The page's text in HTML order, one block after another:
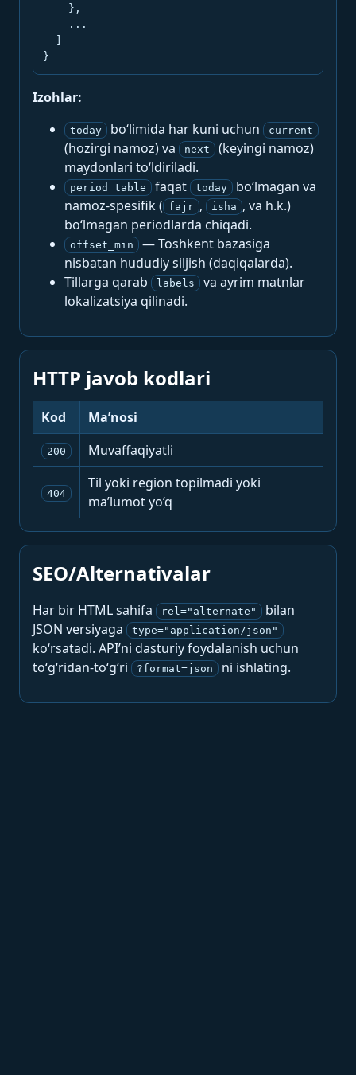
    },
    ...
}
Izohlar:
today bo‘limida har kuni uchun current
(hozirgi namoz) va next
(keyingi namoz)
maydonlari to‘ldiriladi.
period_table faqat today
bo‘lmagan va
namoz-spesifik ( fajr , isha , va h.k.)
bo‘lmagan periodlarda chiqadi.
offset_min
— Toshkent bazasiga
nisbatan hududiy siljish (daqiqalarda).
Tillarga qarab
labels
va ayrim matnlar
lokalizatsiya qilinadi.
HTTP javob kodlari
Kod Ma’nosi
200 Muvaffaqiyatli
404
Til yoki region topilmadi yoki
ma’lumot yo‘q
SEO/Alternativalar
Har bir HTML sahifa rel="alternate"
bilan
JSON versiyaga
type="application/json"
ko‘rsatadi. API’ni dasturiy foydalanish uchun
to‘g‘ridan-to‘g‘ri
?format=json ni ishlating.